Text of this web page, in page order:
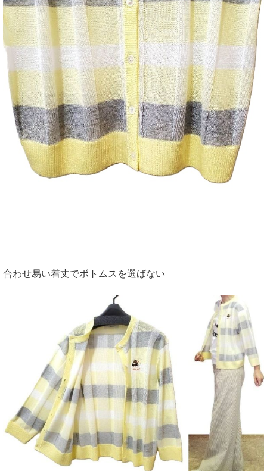
合わせ易い着丈でボトムスを選ばない